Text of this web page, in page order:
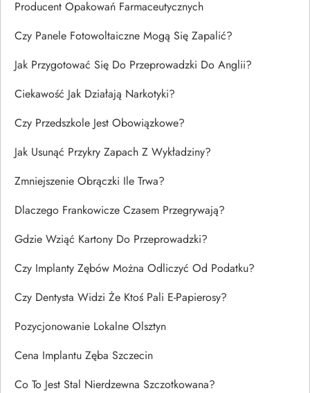
Producent Opakowań Farmaceutycznych
Czy Panele Fotowoltaiczne Mogą Się Zapalić?
Jak Przygotować Się Do Przeprowadzki Do Anglii?
Ciekawość Jak Działają Narkotyki?
Czy Przedszkole Jest Obowiązkowe?
Jak Usunąć Przykry Zapach Z Wykładziny?
Zmniejszenie Obrączki Ile Trwa?
Dlaczego Frankowicze Czasem Przegrywają?
Gdzie Wziąć Kartony Do Przeprowadzki?
Czy Implanty Zębów Można Odliczyć Od Podatku?
Czy Dentysta Widzi Że Ktoś Pali E-Papierosy?
Pozycjonowanie Lokalne Olsztyn
Cena Implantu Zęba Szczecin
Co To Jest Stal Nierdzewna Szczotkowana?